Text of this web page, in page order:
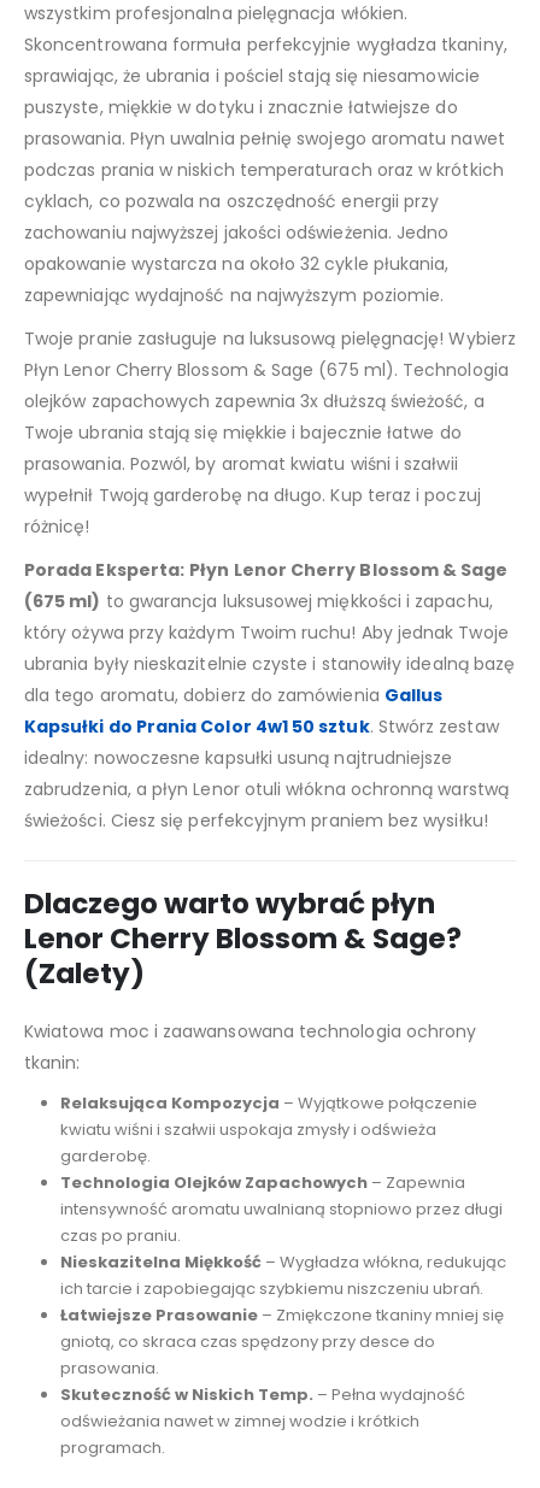
wszystkim profesjonalna pielęgnacja włókien.
Skoncentrowana formuła perfekcyjnie wygładza tkaniny,
sprawiając, że ubrania i pościel stają się niesamowicie
puszyste, miękkie w dotyku i znacznie łatwiejsze do
prasowania. Płyn uwalnia pełnię swojego aromatu nawet
podczas prania w niskich temperaturach oraz w krótkich
cyklach, co pozwala na oszczędność energii przy
zachowaniu najwyższej jakości odświeżenia. Jedno
opakowanie wystarcza na około 32 cykle płukania,
zapewniając wydajność na najwyższym poziomie.
Twoje pranie zasługuje na luksusową pielęgnację! Wybierz
Płyn Lenor Cherry Blossom & Sage (675 ml). Technologia
olejków zapachowych zapewnia 3x dłuższą świeżość, a
Twoje ubrania stają się miękkie i bajecznie łatwe do
prasowania. Pozwól, by aromat kwiatu wiśni i szałwii
wypełnił Twoją garderobę na długo. Kup teraz i poczuj
różnicę!
Porada Eksperta: Płyn Lenor Cherry Blossom & Sage
(675 ml) to gwarancja luksusowej miękkości i zapachu,
który ożywa przy każdym Twoim ruchu! Aby jednak Twoje
ubrania były nieskazitelnie czyste i stanowiły idealną bazę
dla tego aromatu, dobierz do zamówienia Gallus
Kapsułki do Prania Color 4w1 50 sztuk. Stwórz zestaw
idealny: nowoczesne kapsułki usuną najtrudniejsze
zabrudzenia, a płyn Lenor otuli włókna ochronną warstwą
świeżości. Ciesz się perfekcyjnym praniem bez wysiłku!
Dlaczego warto wybrać płyn
Lenor Cherry Blossom & Sage?
(Zalety)
Kwiatowa moc i zaawansowana technologia ochrony
tkanin:
Relaksująca Kompozycja – Wyjątkowe połączenie
kwiatu wiśni i szałwii uspokaja zmysły i odświeża
garderobę.
Technologia Olejków Zapachowych– Zapewnia
intensywność aromatu uwalnianą stopniowo przez długi
czas po praniu.
Nieskazitelna Miękkość– Wygładza włókna, redukując
ich tarcie i zapobiegając szybkiemu niszczeniu ubrań.
Łatwiejsze Prasowanie– Zmiękczone tkaniny mniej się
gniotą, co skraca czas spędzony przy desce do
prasowania.
Skuteczność w Niskich Temp. – Pełna wydajność
odświeżania nawet w zimnej wodzie i krótkich
programach.